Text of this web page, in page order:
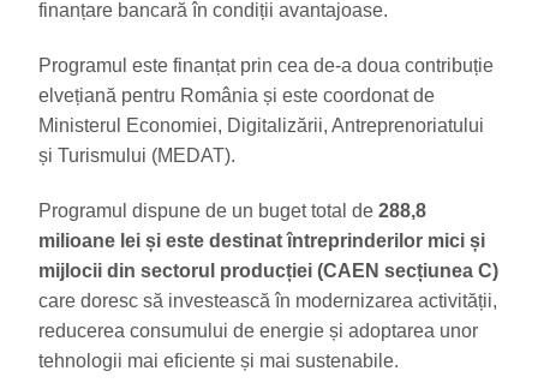
finanțare bancară în condiții avantajoase.
Programul este finanțat prin cea de-a doua contribuție
elvețiană pentru România și este coordonat de
Ministerul Economiei, Digitalizării, Antreprenoriatului
și Turismului (MEDAT).
Programul dispune de un buget total de 288,8
milioane lei și este destinat întreprinderilor mici și
mijlocii din sectorul producției (CAEN secțiunea C)
care doresc să investească în modernizarea activității,
reducerea consumului de energie și adoptarea unor
tehnologii mai eficiente și mai sustenabile.